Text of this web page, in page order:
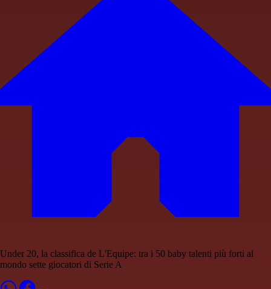
Under 20, la classifica de L'Equipe: tra i 50 baby talenti più forti al
mondo sette giocatori di Serie A